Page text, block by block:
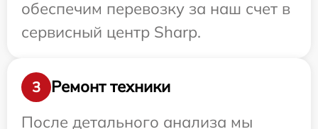
обеспечим перевозку за наш счет в
сервисный центр Sharp.
3
Ремонт техники
После детального анализа мы